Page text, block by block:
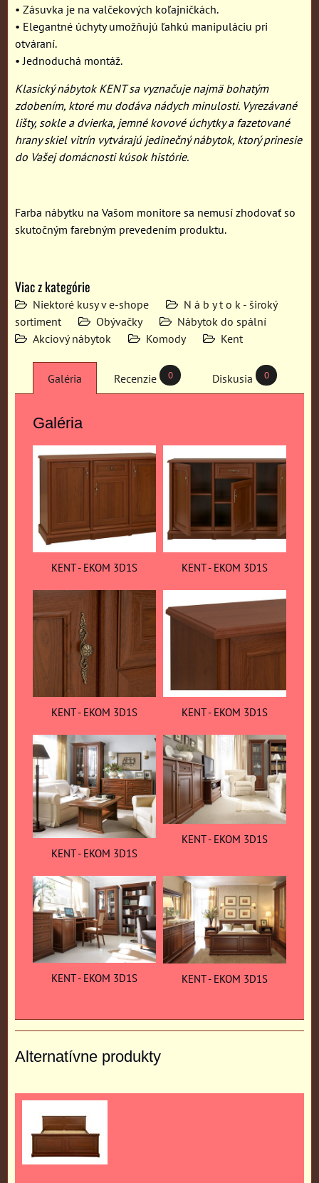
• Zásuvka je na valčekových koľajničkách.
• Elegantné úchyty umožňujú ľahkú manipuláciu pri
otváraní.
• Jednoduchá montáž.
Klasický nábytok KENT sa vyznačuje najmä bohatým
zdobením, ktoré mu dodáva nádych minulosti. Vyrezávané
lišty, sokle a dvierka, jemné kovové úchytky a fazetované
hrany skiel vitrín vytvárajú jedinečný nábytok, ktorý prinesie
do Vašej domácnosti kúsok histórie.
Farba nábytku na Vašom monitore sa nemusí zhodovať so
skutočným farebným prevedením produktu.
Viac z kategórie
Niektoré kusy v e-shope
N á b y t o k - široký
sortiment
Obývačky
Nábytok do spální
Akciový nábytok
Komody Kent
Galéria Recenzie 0 Diskusia 0
Galéria
KENT - EKOM 3D1S KENT - EKOM 3D1S
KENT - EKOM 3D1S KENT - EKOM 3D1S
KENT - EKOM 3D1S
KENT - EKOM 3D1S
KENT - EKOM 3D1S KENT - EKOM 3D1S
Alternatívne produkty